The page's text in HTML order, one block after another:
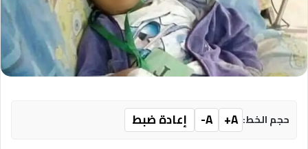
حجم الخط: A+
A-
إعادة ضبط